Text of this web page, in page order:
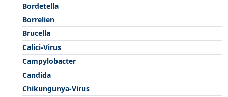
Bordetella
Borrelien
Brucella
Calici-Virus
Campylobacter
Candida
Chikungunya-Virus